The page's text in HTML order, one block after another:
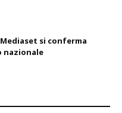
si conferma
nazionale